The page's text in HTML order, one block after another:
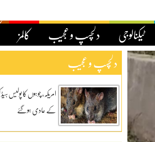
ٹیکنالوجی دلچسپ و عجیب کالمز
دلچسپ و عجیب
امریکہ، چوہوں کا پولیس
کے عادی ہوگئے